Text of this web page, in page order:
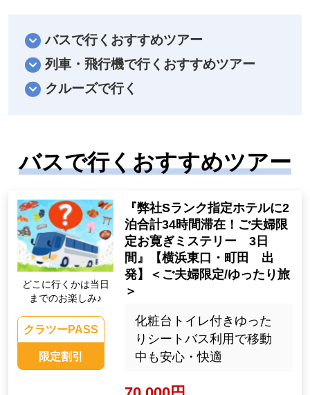
バスで行くおすすめツアー
列車・飛行機で行くおすすめツアー
クルーズで行く
バスで行くおすすめツアー
どこに行くかは当日
までのお楽しみ♪
クラツーPASS
限定割引
『弊社Sランク指定ホテルに2
泊合計34時間滞在！ご夫婦限
定お寛ぎミステリー 3日
間』【横浜東口・町田 出
発】＜ご夫婦限定/ゆったり旅
＞
化粧台トイレ付きゆった
りシートバス利用で移動
中も安心・快適